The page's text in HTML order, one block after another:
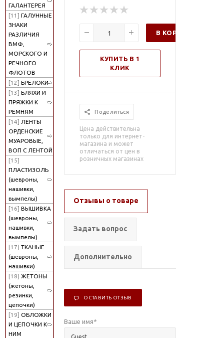
ГАЛАНТЕРЕЯ
[11] ГАЛУННЫЕ
ЗНАКИ
РАЗЛИЧИЯ
ВМФ,
МОРСКОГО И
РЕЧНОГО
ФЛОТОВ
[12] БРЕЛОКИ
[13] БЛЯХИ И
ПРЯЖКИ К
РЕМНЯМ
[14] ЛЕНТЫ
ОРДЕНСКИЕ
МУАРОВЫЕ,
ВОП С ЛЕНТОЙ
[15]
ПЛАСТИЗОЛЬ
(шевроны,
нашивки,
вымпелы)
[16] ВЫШИВКА
(шевроны,
нашивки,
вымпелы)
[17] ТКАНЫЕ
(шевроны,
нашивки)
[18] ЖЕТОНЫ
(жетоны,
резинки,
цепочки)
[19] ОБЛОЖКИ
И ЦЕПОЧКИ К
НИМ
В КОРЗИНУ
КУПИТЬ В 1
КЛИК
Поделиться
Цена действительна
только для интернет-
магазина и может
отличаться от цен в
розничных магазинах
Отзывы о товаре
Задать вопрос
Дополнительно
ОСТАВИТЬ ОТЗЫВ
Ваше имя*